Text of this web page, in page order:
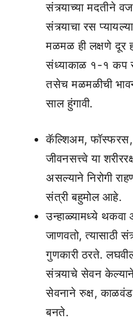
संत्र्याच्या मदतीने
संत्र्याचा रस
मळमळ ही लक्षणे दूर
संध्याकाळ १-१ कप
तसेच मळमळीची
साल हुंगावी.
कॅल्शिअम, फॉस्फरस,
जीवनसत्त्वे या
असल्याने निरोगी
संत्री बहुमोल आहे.
उन्हाळ्यामध्ये
जाणवतो, त्यासाठी
गुणकारी ठरते.
संत्र्याचे सेवन
सेवनाने रुक्ष,
बनते.